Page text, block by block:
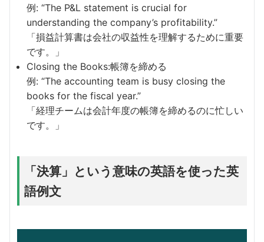
例: “The P&L statement is crucial for
understanding the company’s profitability.”
「損益計算書は会社の収益性を理解するために重要
です。」
Closing the Books:帳簿を締める
例: “The accounting team is busy closing the
books for the fiscal year.”
「経理チームは会計年度の帳簿を締めるのに忙しい
です。」
「決算」という意味の英語を使った英
語例文